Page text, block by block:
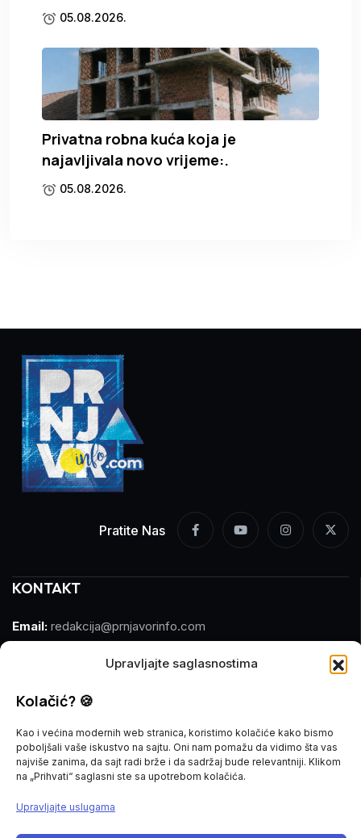
Upravljajte saglasnostima
Kolačić? 🍪
Kao i većina modernih web stranica, koristimo kolačiće kako bismo
poboljšali vaše iskustvo na sajtu. Oni nam pomažu da vidimo šta vas
najviše zanima, da sajt radi brže i da sadržaj bude relevantniji. Klikom
na „Prihvati“ saglasni ste sa upotrebom kolačića.
Upravljajte uslugama
05.08.2026.
Privatna robna kuća koja je
najavljivala novo vrijeme:.
05.08.2026.
Pratite Nas
KONTAKT
Email: redakcija@prnjavorinfo.com
(+387)065 609 937
MARKETING
Email: marketing@prnjavorinfo.com
Telefon:(+387)065 955 355
POŠALJI VIJEST